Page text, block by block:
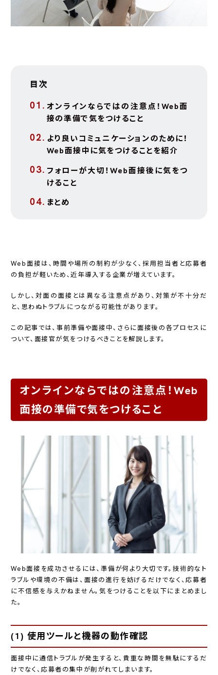
目次
オンラインならではの注意点！Web面
接の準備で気をつけること
より良いコミュニケーションのために！
Web面接中に気をつけることを紹介
フォローが大切！Web面接後に気をつ
けること
まとめ
Web面接は、時間や場所の制約が少なく、採用担当者と応募者
の負担が軽いため、近年導入する企業が増えています。
しかし、対面の面接とは異なる注意点があり、対策が不十分だ
と、思わぬトラブルにつながる可能性があります。
この記事では、事前準備や面接中、さらに面接後の各プロセスに
ついて、面接官が気をつけるべきことを解説します。
オンラインならではの注意点！Web
面接の準備で気をつけること
Web面接を成功させるには、準備が何より大切です。技術的なト
ラブルや環境の不備は、面接の進行を妨げるだけでなく、応募者
に不信感を与えかねません。気をつけることを以下にまとめまし
た。
(1) 使用ツールと機器の動作確認
面接中に通信トラブルが発生すると、貴重な時間を無駄にするだ
けでなく、応募者の集中が削がれてしまいます。